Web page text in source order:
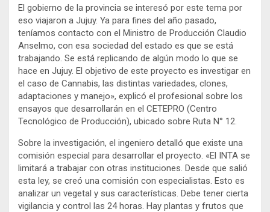
El gobierno de la provincia se interesó por este tema por
eso viajaron a Jujuy. Ya para fines del año pasado,
teníamos contacto con el Ministro de Producción Claudio
Anselmo, con esa sociedad del estado es que se está
trabajando. Se está replicando de algún modo lo que se
hace en Jujuy. El objetivo de este proyecto es investigar en
el caso de Cannabis, las distintas variedades, clones,
adaptaciones y manejo», explicó el profesional sobre los
ensayos que desarrollarán en el CETEPRO (Centro
Tecnológico de Producción), ubicado sobre Ruta N° 12.
Sobre la investigación, el ingeniero detalló que existe una
comisión especial para desarrollar el proyecto. «El INTA se
limitará a trabajar con otras instituciones. Desde que salió
esta ley, se creó una comisión con especialistas. Esto es
analizar un vegetal y sus características. Debe tener cierta
vigilancia y control las 24 horas. Hay plantas y frutos que